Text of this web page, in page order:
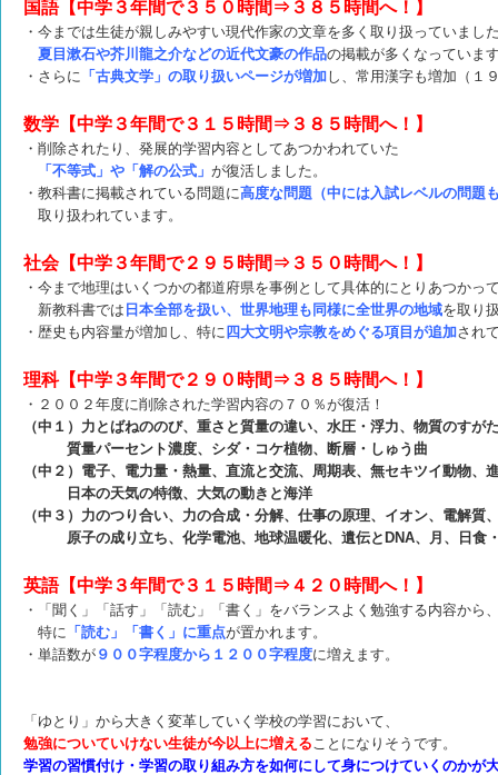
国語【中学３年間で３５０時間⇒３８５時間へ！】
・今までは生徒が親しみやすい現代作家の文章を多く取り扱っていまし
夏目漱石や芥川龍之介などの近代文豪の作品の掲載が多くなっていま
・さらに 「古典文学」の取り扱いページが増加し、常用漢字も増加（１
数学【中学３年間で３１５時間⇒３８５時間へ！】
・削除されたり、発展的学習内容としてあつかわれていた
「不等式」や「解の公式」 が復活しました。
・教科書に掲載されている問題に高度な問題（中には入試レベルの問題
取り扱われています。
社会【中学３年間で２９５時間⇒３５０時間へ！】
・今まで地理はいくつかの都道府県を事例として具体的にとりあつかっ
新教科書では 日本全部を扱い、世界地理も同様に全世界の地域を取り
・歴史も内容量が増加し、特に 四大文明や宗教をめぐる項目が追加され
理科【中学３年間で２９０時間⇒３８５時間へ！】
・２００２年度に削除された学習内容の７０％が復活！
（中１）力とばねののび、重さと質量の違い、水圧・浮力、物質のすが
質量パーセント濃度、シダ・コケ植物、断層・しゅう曲
（中２）電子、電力量・熱量、直流と交流、周期表、無セキツイ動物、
日本の天気の特徴、大気の動きと海洋
（中３）力のつり合い、力の合成・分解、仕事の原理、イオン、電解質
原子の成り立ち、化学電池、地球温暖化、遺伝とDNA、月、日食
英語【中学３年間で３１５時間⇒４２０時間へ！】
・「聞く」「話す」「読む」「書く」をバランスよく勉強する内容から
特に 「読む」「書く」に重点が置かれます。
・単語数が ９００字程度から１２００字程度に増えます。
「ゆとり」から大きく変革していく学校の学習において、
勉強についていけない生徒が今以上に増えることになりそうです。
学習の習慣付け・学習の取り組み方を如何にして身につけていくのかが